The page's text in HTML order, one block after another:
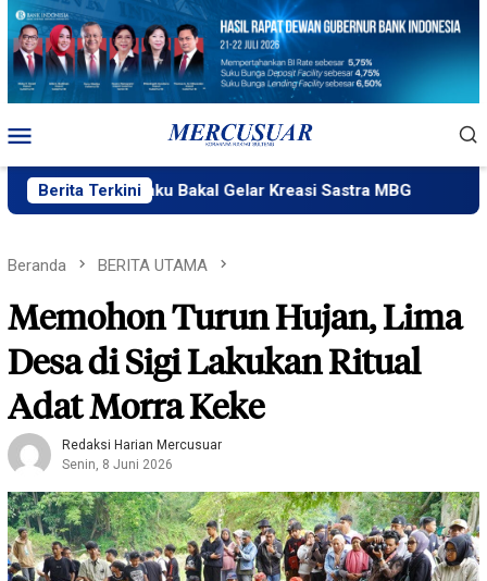
Loncat
konten
Mobile
Berita Terkini
Ngataku Bakal Gelar Kreasi Sastra MBG Fatek
Beranda BERITA UTAMA
Memohon Turun Hujan, Lima
Desa di Sigi Lakukan Ritual
Adat Morra Keke
Redaksi Harian Mercusuar
Senin, 8 Juni 2026